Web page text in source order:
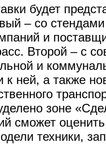
будет
– со
и
Второй – с
и
ней, а также
зоне
сможет оценить
техники,